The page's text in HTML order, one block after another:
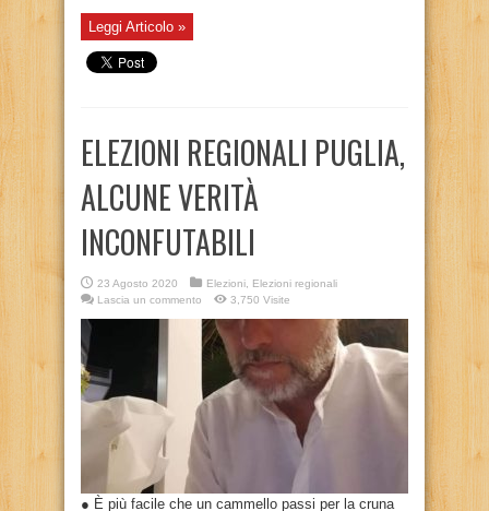
Leggi Articolo »
ELEZIONI REGIONALI PUGLIA,
ALCUNE VERITÀ
INCONFUTABILI
23 Agosto 2020 Elezioni
Elezioni regionali
Lascia un commento
3,750 Visite
● È più facile che un cammello passi per la cruna